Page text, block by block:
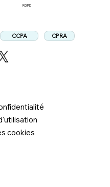
cookies
RGPD
CCPA CPRA